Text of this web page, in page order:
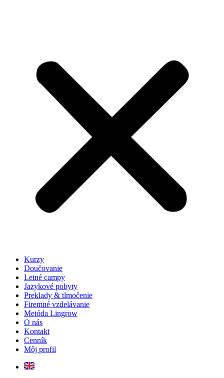
Kurzy
Doučovanie
Letné campy
Jazykové pobyty
Preklady & tlmočenie
Firemné vzdelávanie
Metóda Lingrow
O nás
Kontakt
Cenník
Môj profil